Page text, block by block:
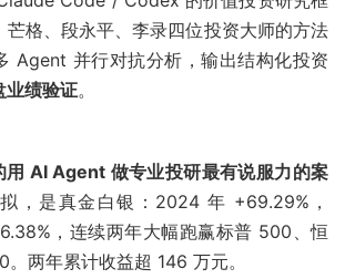
格、段永平、李录四位投资大师的方法
Agent 并行对抗分析，输出结构化投资
业绩验证。
用 AI Agent 做专业投研最有说服力的案
，是真金白银：2024 年 +69.29%，
，连续两年大幅跑赢标普 500、恒
两年累计收益超 146 万元。